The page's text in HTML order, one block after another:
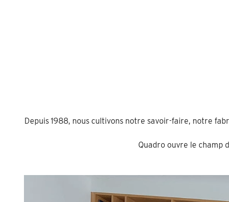
Depuis 1988, nous cultivons notre savoir-faire, notre
Quadro ouvre le champ